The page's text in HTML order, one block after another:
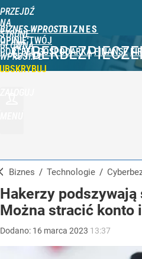
PRZEJDŹ
NA
STRONĘ
GŁÓWNĄ
WPROST.PL
BIZNES WPROST
OPINIE TWÓJ
PORTFEL GOSPODARKA FINANSE
Biznes / Technologie /
Hakerzy
Można stracić konto
Dodano: 16 marca 2023 13:37